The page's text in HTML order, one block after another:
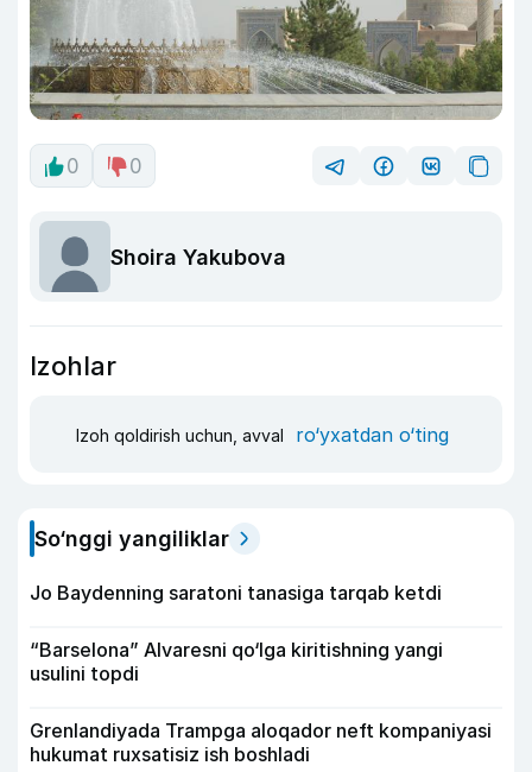
0 0
Shoira Yakubova
Izohlar
Izoh qoldirish uchun, avval ro‘yxatdan o‘ting
So‘nggi yangiliklar
Jo Baydenning saratoni tanasiga tarqab ketdi
“Barselona” Alvaresni qo‘lga kiritishning yangi
usulini topdi
Grenlandiyada Trampga aloqador neft kompaniyasi
hukumat ruxsatisiz ish boshladi